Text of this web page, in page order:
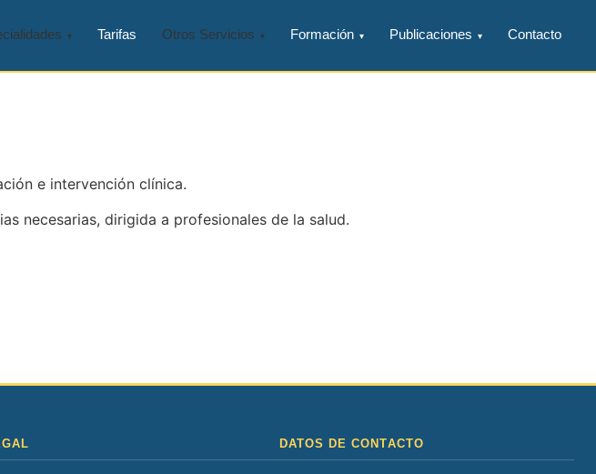
Tarifas Otros Servicios Formación Publicaciones Contacto
e intervención clínica.
necesarias, dirigida a profesionales de la salud.
DATOS DE CONTACTO